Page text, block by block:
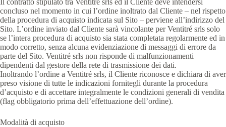
concluso nel momento in cui l’ordine inoltrato dal Cliente – nel rispetto
della procedura di acquisto indicata sul Sito – perviene all’indirizzo del
Sito. L’ordine inviato dal Cliente sarà vincolante per Ventitré srls solo
se l’intera procedura di acquisto sia stata completata regolarmente ed in
modo corretto, senza alcuna evidenziazione di messaggi di errore da
parte del Sito. Ventitré srls non risponde di malfunzionamenti
dipendenti dal gestore della rete di trasmissione dei dati.
Inoltrando l’ordine a Ventitré srls, il Cliente riconosce e dichiara di aver
preso visione di tutte le indicazioni fornitegli durante la procedura
d’acquisto e di accettare integralmente le condizioni generali di vendita
(flag obbligatorio prima dell’effettuazione dell’ordine).
Modalità di acquisto